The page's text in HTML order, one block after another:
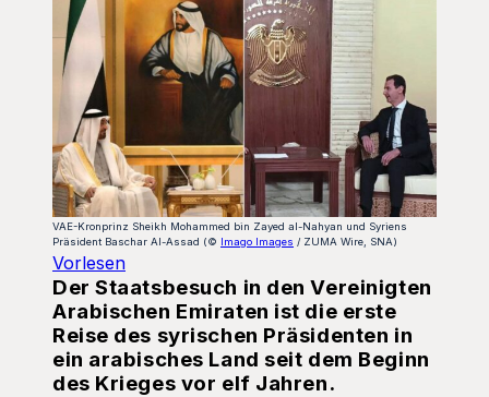
VAE-Kronprinz Sheikh Mohammed bin Zayed al-Nahyan und Syriens
Präsident Baschar Al-Assad (© Imago Images / ZUMA Wire, SNA)
Vorlesen
Der Staatsbesuch in den Vereinigten
Arabischen Emiraten ist die erste
Reise des syrischen Präsidenten in
ein arabisches Land seit dem Beginn
des Krieges vor elf Jahren.